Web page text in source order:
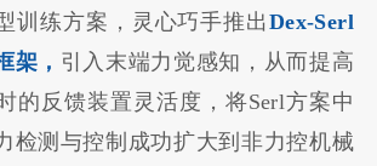
训练方案，灵心巧手推出Dex-Serl
架， 引入末端力觉感知，从而提高
的反馈装置灵活度，将Serl方案中
检测与控制成功扩大到非力控机械